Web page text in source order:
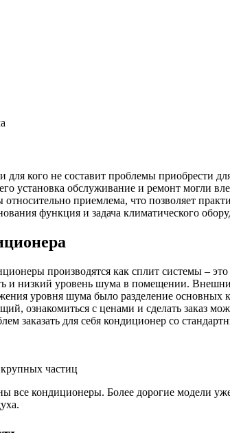
кого не составит проблемы приобрести
установка обслуживание и ремонт могли
приемлема, что позволяет
функция и задача климатического
производятся как сплит системы –
и низкий уровень шума в помещении.
уровня шума было разделение основных
ознакомиться с ценами и сделать заказ
заказать для себя кондиционер со
частиц
кондиционеры. Более дорогие модели